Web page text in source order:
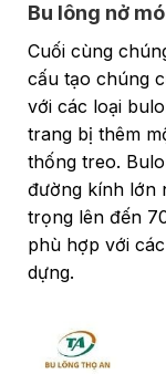
Bu lông nở
Cuối cùng
cấu tạo chúng
với các loại
trang bị thêm
thống treo.
đường kính lớn
trọng lên đến
phù hợp với
dựng.